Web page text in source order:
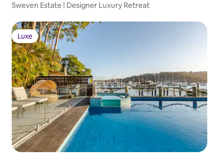
Sweven Estate | Designer Luxury Retreat
Luxe
Luxe